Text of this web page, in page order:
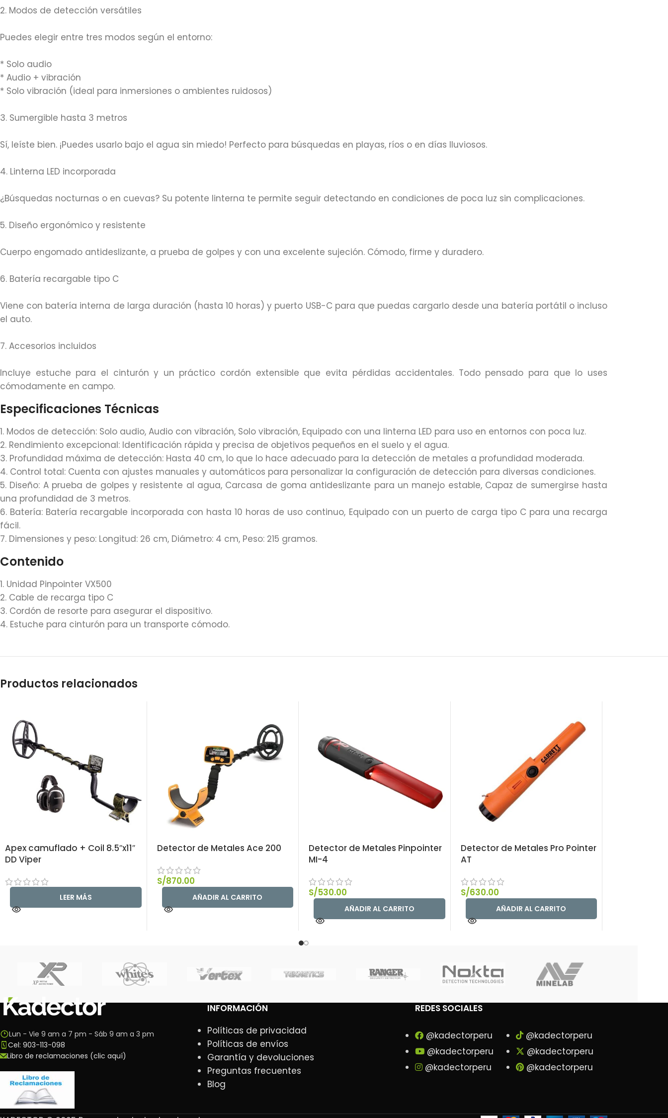
2. Modos de detección versátiles
Puedes elegir entre tres modos según el entorno:
* Solo audio
* Audio + vibración
* Solo vibración (ideal para inmersiones o ambientes ruidosos)
3. Sumergible hasta 3 metros
Sí, leíste bien. ¡Puedes usarlo bajo el agua sin miedo! Perfecto para búsquedas en playas, ríos o en días lluviosos.
4. Linterna LED incorporada
¿Búsquedas nocturnas o en cuevas? Su potente linterna te permite seguir detectando en condiciones de poca luz sin complicaciones.
5. Diseño ergonómico y resistente
Cuerpo engomado antideslizante, a prueba de golpes y con una excelente sujeción. Cómodo, firme y duradero.
6. Batería recargable tipo C
Viene con batería interna de larga duración (hasta 10 horas) y puerto USB-C para que puedas cargarlo desde una batería portátil o incluso
el auto.
7. Accesorios incluidos
Incluye estuche para el cinturón y un práctico cordón extensible que evita pérdidas accidentales. Todo pensado para que lo uses
cómodamente en campo.
Especificaciones Técnicas
1. Modos de detección: Solo audio, Audio con vibración, Solo vibración, Equipado con una linterna LED para uso en entornos con poca luz.
2. Rendimiento excepcional: Identificación rápida y precisa de objetivos pequeños en el suelo y el agua.
3. Profundidad máxima de detección: Hasta 40 cm, lo que lo hace adecuado para la detección de metales a profundidad moderada.
4. Control total: Cuenta con ajustes manuales y automáticos para personalizar la configuración de detección para diversas condiciones.
5. Diseño: A prueba de golpes y resistente al agua, Carcasa de goma antideslizante para un manejo estable, Capaz de sumergirse hasta
una profundidad de 3 metros.
6. Batería: Batería recargable incorporada con hasta 10 horas de uso continuo, Equipado con un puerto de carga tipo C para una recarga
fácil.
7. Dimensiones y peso: Longitud: 26 cm, Diámetro: 4 cm, Peso: 215 gramos.
Contenido
1. Unidad Pinpointer VX500
2. Cable de recarga tipo C
3. Cordón de resorte para asegurar el dispositivo.
4. Estuche para cinturón para un transporte cómodo.
Productos relacionados
Apex camuflado + Coil 8.5″x11″
DD Viper
LEER MÁS
Detector de Metales Ace 200
S/870.00
AÑADIR AL CARRITO
Detector de Metales Pinpointer
MI-4
S/530.00
AÑADIR AL CARRITO
Detector de Metales Pro Pointer
AT
S/630.00
AÑADIR AL CARRITO
Lun - Vie 9 am a 7 pm - Sáb 9 am a 3 pm
Cel: 903-113-098
Libro de reclamaciones (clic aquí)
INFORMACIÓN
Políticas de privacidad
Políticas de envíos
Garantía y devoluciones
Preguntas frecuentes
Blog
REDES SOCIALES
@kadectorperu
@kadectorperu
@kadectorperu
@kadectorperu
@kadectorperu
@kadectorperu